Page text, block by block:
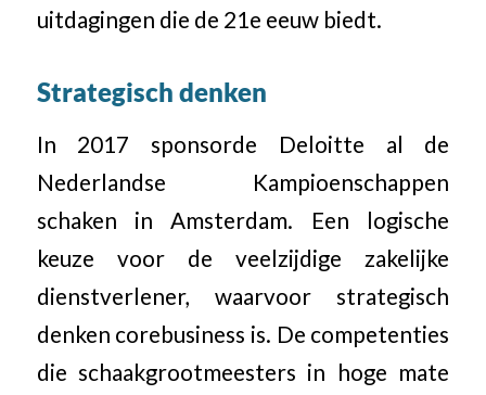
uitdagingen die de 21e eeuw biedt.
Strategisch denken
In 2017 sponsorde Deloitte al de
Nederlandse Kampioenschappen
schaken in Amsterdam. Een logische
keuze voor de veelzijdige zakelijke
dienstverlener, waarvoor strategisch
denken corebusiness is. De competenties
die schaakgrootmeesters in hoge mate